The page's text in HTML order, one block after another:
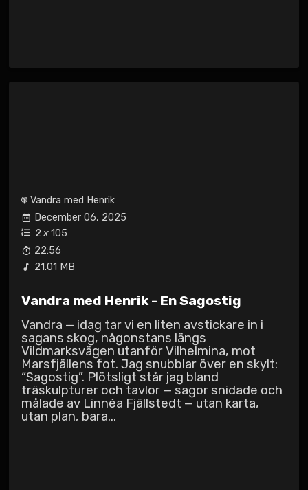
Vandra med Henrik
December 06, 2025
2 x105
22:56
21.01 MB
Vandra med Henrik - En Sagostig
Vandra — idag tar vi en liten avstickare in i
sagans skog, någonstans längs
Vildmarksvägen utanför Vilhelmina, mot
Marsfjällens fot. Jag snubblar över en skylt:
“Sagostig”. Plötsligt står jag bland
träskulpturer och tavlor — sagor snidade och
målade av Linnéa Fjällstedt — utan karta,
utan plan, bara...